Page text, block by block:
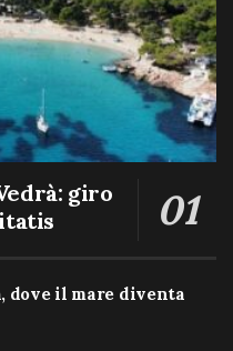
giro
dove il mare diventa